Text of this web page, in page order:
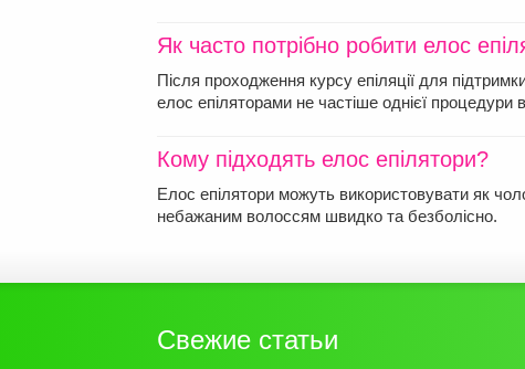
Як часто потрібно робити елос
Після проходження курсу епіляції для
елос епіляторами не частіше однієї процедури
Кому підходять елос епілятори?
Елос епілятори можуть використовувати як
небажаним волоссям швидко та безболісно.
Свежие статьи